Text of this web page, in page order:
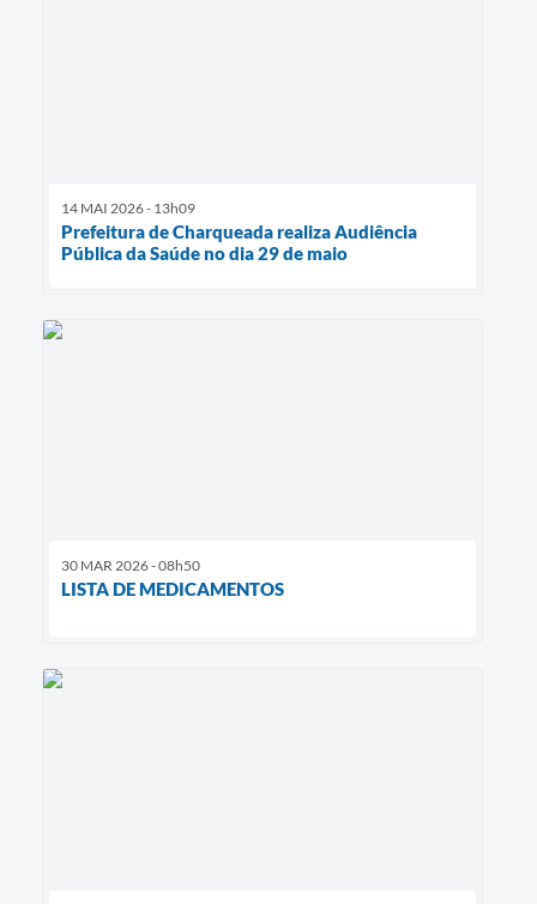
14 MAI 2026 - 13h09
Prefeitura de Charqueada realiza Audiência
Pública da Saúde no dia 29 de maio
30 MAR 2026 - 08h50
LISTA DE MEDICAMENTOS